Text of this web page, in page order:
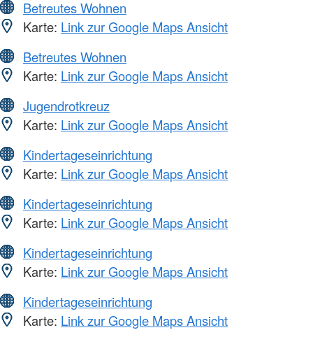
Betreutes Wohnen
Karte: Link zur Google Maps Ansicht
Betreutes Wohnen
Karte: Link zur Google Maps Ansicht
Jugendrotkreuz
Karte: Link zur Google Maps Ansicht
Kindertageseinrichtung
Karte: Link zur Google Maps Ansicht
Kindertageseinrichtung
Karte: Link zur Google Maps Ansicht
Kindertageseinrichtung
Karte: Link zur Google Maps Ansicht
Kindertageseinrichtung
Karte: Link zur Google Maps Ansicht